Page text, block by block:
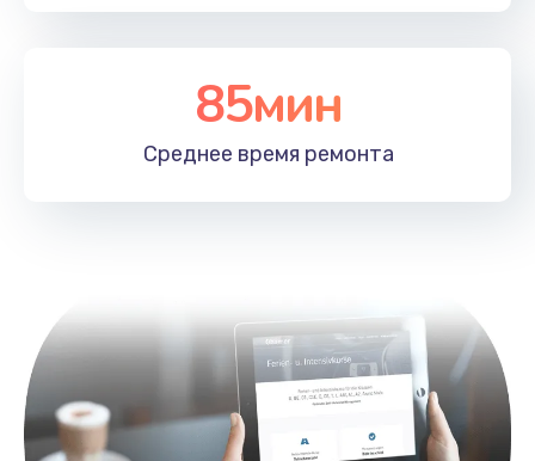
Замена корпуса
Заказать
85мин
Среднее время ремонта